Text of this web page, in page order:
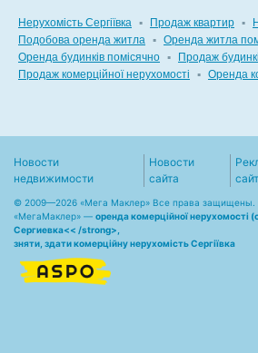
Нерухомість Сергіївка ▪ Продаж квартир ▪
Подобова оренда житла ▪ Оренда житла
Оренда будинків помісячно ▪ Продаж
Продаж комерційної нерухомості
▪ Оренда
Новости
недвижимости
Новости
сайта
© 2009—2026 «Мега Маклер» Все права защищены.
«МегаМаклер» — оренда комерційної нерухомості
Сергиевка<< /strong>,
зняти, здати комерційну нерухомість Сергіївка